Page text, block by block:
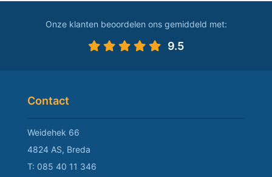
Onze klanten beoordelen ons gemiddeld met:
9.5
Contact
Weidehek 66
4824 AS, Breda
T: 085 40 11 346